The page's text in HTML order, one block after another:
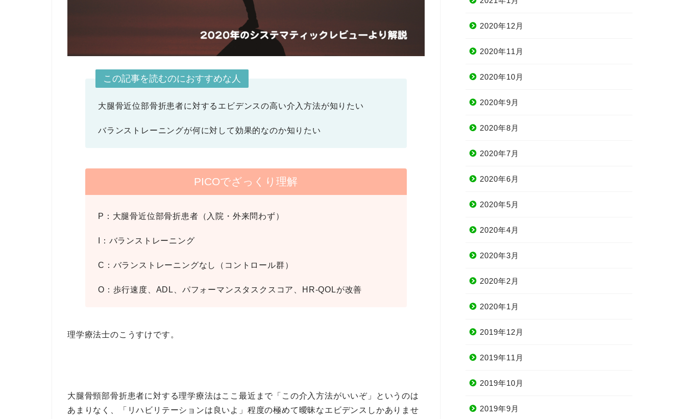
この記事を読むのにおすすめな人
大腿骨近位部骨折患者に対するエビデンスの高い介入方法が知りたい
バランストレーニングが何に対して効果的なのか知りたい
PICOでざっくり理解
P：大腿骨近位部骨折患者（入院・外来問わず）
I：バランストレーニング
C：バランストレーニングなし（コントロール群）
O：歩行速度、ADL、パフォーマンスタスクスコア、HR-QOLが改善
理学療法士のこうすけです。
大腿骨頸部骨折患者に対する理学療法はここ最近まで「この介入方法がいいぞ」というのは
あまりなく、「リハビリテーションは良いよ」程度の極めて曖昧なエビデンスしかありませ
2020年12月
2020年11月
2020年10月
2020年9月
2020年8月
2020年7月
2020年6月
2020年5月
2020年4月
2020年3月
2020年2月
2020年1月
2019年12月
2019年11月
2019年10月
2019年9月